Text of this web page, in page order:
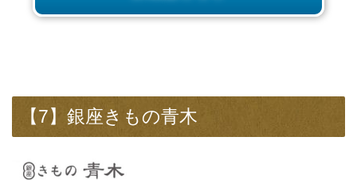
【7】銀座きもの青木